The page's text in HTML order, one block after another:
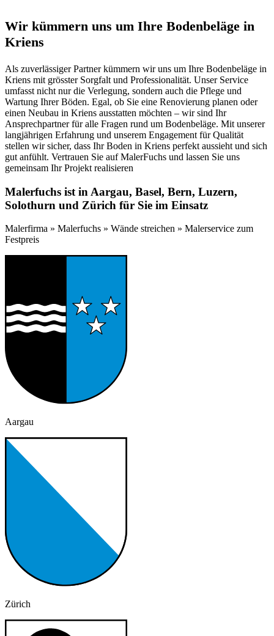
Wir kümmern uns um Ihre Bodenbeläge in
Kriens
Als zuverlässiger Partner kümmern wir uns um Ihre Bodenbeläge in
Kriens mit grösster Sorgfalt und Professionalität. Unser Service
umfasst nicht nur die Verlegung, sondern auch die Pflege und
Wartung Ihrer Böden. Egal, ob Sie eine Renovierung planen oder
einen Neubau in Kriens ausstatten möchten – wir sind Ihr
Ansprechpartner für alle Fragen rund um Bodenbeläge. Mit unserer
langjährigen Erfahrung und unserem Engagement für Qualität
stellen wir sicher, dass Ihr Boden in Kriens perfekt aussieht und sich
gut anfühlt. Vertrauen Sie auf MalerFuchs und lassen Sie uns
gemeinsam Ihr Projekt realisieren
Malerfuchs ist in Aargau, Basel, Bern, Luzern,
Solothurn und Zürich für Sie im Einsatz
Malerfirma » Malerfuchs » Wände streichen » Malerservice zum
Festpreis
Aargau
Zürich